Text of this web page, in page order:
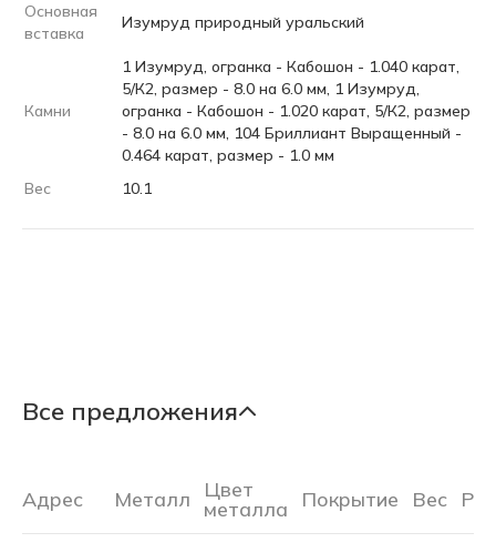
Основная
вставка
Изумруд природный уральский
Камни
1 Изумруд, огранка - Кабошон - 1.040 карат,
5/К2, размер - 8.0 на 6.0 мм, 1 Изумруд,
огранка - Кабошон - 1.020 карат, 5/К2, размер
- 8.0 на 6.0 мм, 104 Бриллиант Выращенный -
0.464 карат, размер - 1.0 мм
Вес
10.1
Все предложения
Адрес Металл Цвет
металла Покрытие Вес